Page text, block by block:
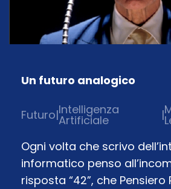
Un futuro analogico
Futuro|Intelligenza
Artificiale |
Ogni volta che scrivo
informatico penso
risposta “42”, che Pensiero